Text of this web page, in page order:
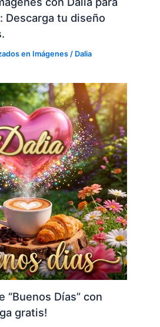
Descarga tu diseño
en Imágenes / Dalia
“Buenos Días” con
gratis!